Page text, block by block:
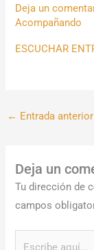
Deja un
Acompañando
ESCUCHAR
← Entrada anterior
Deja un
Tu dirección de
campos